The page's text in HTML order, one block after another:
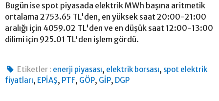
Bugün ise spot piyasada elektrik MWh başına aritmetik
ortalama 2753.65 TL'den, en yüksek saat 20:00-21:00
aralığı için 4059.02 TL'den ve en düşük saat 12:00-13:00
dilimi için 925.01 TL'den işlem gördü.
Etiketler : enerji piyasası, elektrik borsası, spot elektrik
fiyatları, EPİAŞ, PTF, GÖP, GİP, DGP